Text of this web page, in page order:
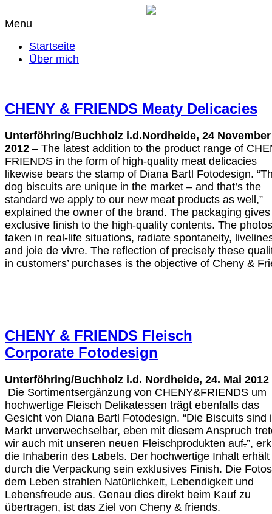
Menu
Startseite
Über mich
CHENY & FRIENDS Meaty Delicacies
Unterföhring/Buchholz i.d.Nordheide, 24 November
2012 – The latest addition to the product range of
FRIENDS in the form of high-quality meat delicacies
likewise bears the stamp of Diana Bartl Fotodesign.
dog biscuits are unique in the market – and that’s the
standard we apply to our new meat products as well,”
explained the owner of the brand. The packaging
exclusive finish to the high-quality contents. The
taken in real-life situations, radiate spontaneity,
and joie de vivre. The reflection of precisely these
in customers’ purchases is the objective of Cheny &
CHENY & FRIENDS Fleisch
Corporate Fotodesign
Unterföhring/Buchholz i.d. Nordheide, 24. Mai 2012
Die Sortimentsergänzung von CHENY&FRIENDS um
hochwertige Fleisch Delikatessen trägt ebenfalls das
Gesicht von Diana Bartl Fotodesign. “Die Biscuits sind
Markt unverwechselbar, eben mit diesem Anspruch
wir auch mit unseren neuen Fleischprodukten auf.”,
die Inhaberin des Labels. Der hochwertige Inhalt erhält
durch die Verpackung sein exklusives Finish. Die
dem Leben strahlen Natürlichkeit, Lebendigkeit und
Lebensfreude aus. Genau dies direkt beim Kauf zu
übertragen, ist das Ziel von Cheny & friends.